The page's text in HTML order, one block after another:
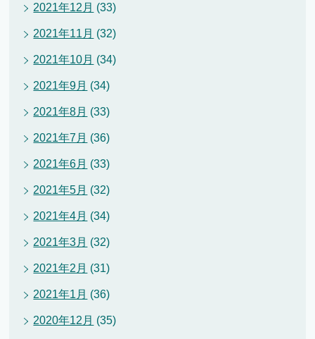
2021年12月 (33)
2021年11月 (32)
2021年10月 (34)
2021年9月 (34)
2021年8月 (33)
2021年7月 (36)
2021年6月 (33)
2021年5月 (32)
2021年4月 (34)
2021年3月 (32)
2021年2月 (31)
2021年1月 (36)
2020年12月 (35)